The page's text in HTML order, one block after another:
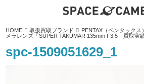
容
を
キ
ッ
HOME 取扱買取ブランド PENTAX（ペンタックス
メラレンズ「SUPER TAKUMAR 135mm F3.5」買取実
spc-1509051629_1